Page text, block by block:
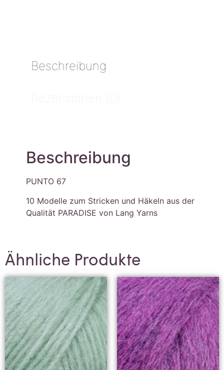
Beschreibung
Rezensionen (0)
Beschreibung
PUNTO 67
10 Modelle zum Stricken und Häkeln aus der
Qualität PARADISE von Lang Yarns
Ähnliche Produkte